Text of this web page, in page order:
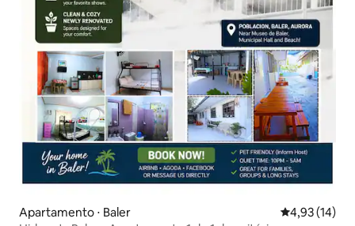
Apartamento ⋅ Baler 4,93 de uma
4,93 (14)